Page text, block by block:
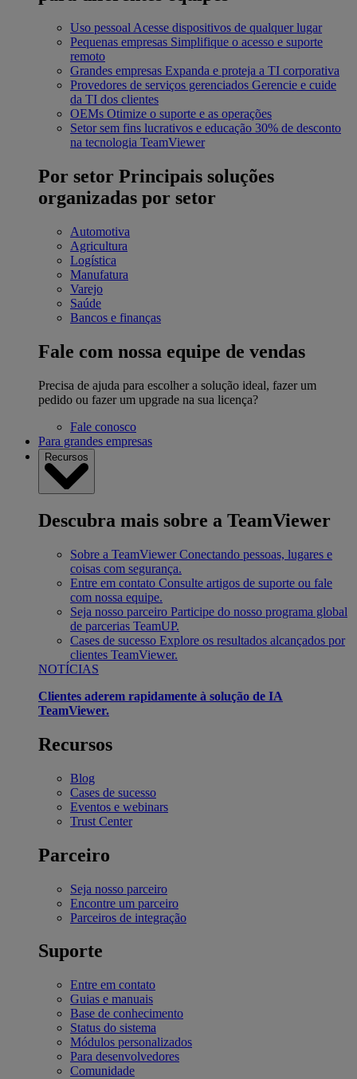
Uso pessoalAcesse dispositivos de qualquer lugar
Pequenas empresas Simplifique o acesso e suporte
remoto
Grandes empresas Expanda e proteja a TI corporativa
Provedores de serviços gerenciados Gerencie e cuide
da TI dos clientes
OEMs Otimize o suporte e as operações
Setor sem fins lucrativos e educação 30% de desconto
na tecnologia TeamViewer
Por setor Principais soluções
organizadas por setor
Automotiva
Agricultura
Logística
Manufatura
Varejo
Saúde
Bancos e finanças
Fale com nossa equipe de vendas
Precisa de ajuda para escolher a solução ideal, fazer um
pedido ou fazer um upgrade na sua licença?
Fale conosco
Para grandes empresas
Recursos
Descubra mais sobre a TeamViewer
Sobre a TeamViewer Conectando pessoas, lugares e
coisas com segurança.
Entre em contato Consulte artigos de suporte ou fale
com nossa equipe.
Seja nosso parceiro Participe do nosso programa global
de parcerias TeamUP.
Cases de sucesso Explore os resultados alcançados por
clientes TeamViewer.
NOTÍCIAS
Clientes aderem rapidamente à solução de IA
TeamViewer.
Recursos
Blog
Cases de sucesso
Eventos e webinars
Trust Center
Parceiro
Seja nosso parceiro
Encontre um parceiro
Parceiros de integração
Suporte
Entre em contato
Guias e manuais
Base de conhecimento
Status do sistema
Módulos personalizados
Para desenvolvedores
Comunidade